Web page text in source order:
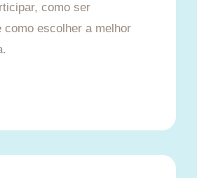
como ser
como escolher a melhor